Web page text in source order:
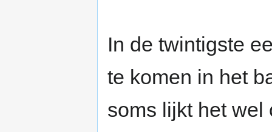
In de twintigste
te komen in het
soms lijkt het wel